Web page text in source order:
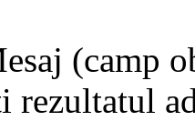
(camp
rezultatul